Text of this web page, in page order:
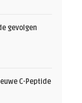
gevolgen
C-Peptide